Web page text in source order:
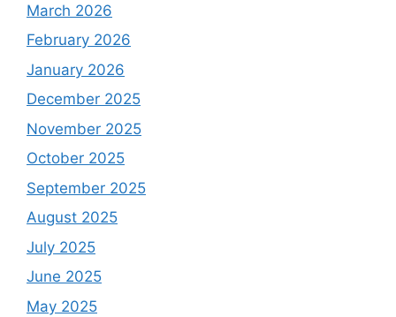
March 2026
February 2026
January 2026
December 2025
November 2025
October 2025
September 2025
August 2025
July 2025
June 2025
May 2025